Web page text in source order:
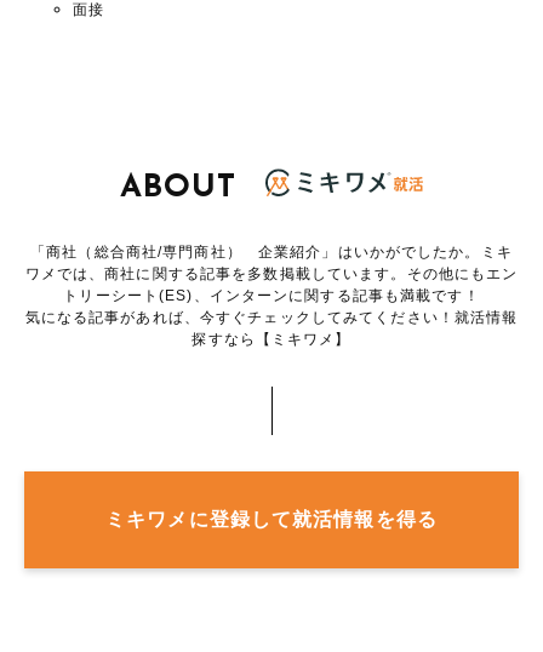
面接
ABOUT
「商社（総合商社/専門商社） 企業紹介」はいかがでしたか。ミキ
ワメでは、商社に関する記事を多数掲載しています。その他にもエン
トリーシート(ES)、インターンに関する記事も満載です！
気になる記事があれば、今すぐチェックしてみてください！就活情報
探すなら【ミキワメ】
ミキワメに登録して就活情報を得る